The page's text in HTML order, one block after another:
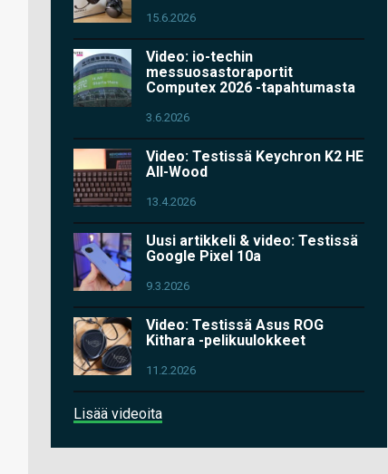
15.6.2026
Video: io-techin
messuosastoraportit
Computex 2026 -tapahtumasta
3.6.2026
Video: Testissä Keychron K2 HE
All-Wood
13.4.2026
Uusi artikkeli & video: Testissä
Google Pixel 10a
9.3.2026
Video: Testissä Asus ROG
Kithara -pelikuulokkeet
11.2.2026
Lisää videoita